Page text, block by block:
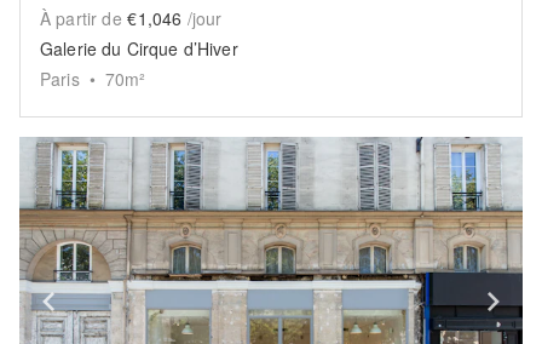
À partir de €1,046 /jour
Galerie du Cirque d’Hiver
Paris • 70m²
Show previous slide